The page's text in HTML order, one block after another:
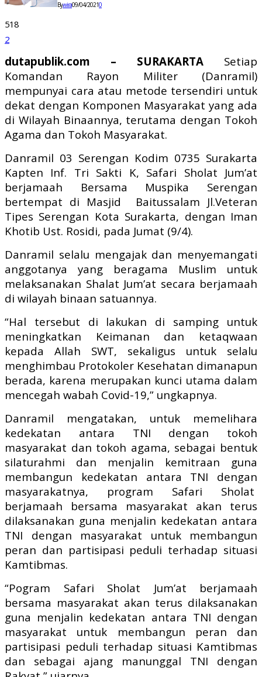
Bywira09/04/20210
518
2
dutapublik.com – SURAKARTA Setiap
Komandan Rayon Militer (Danramil)
mempunyai cara atau metode tersendiri untuk
dekat dengan Komponen Masyarakat yang ada
di Wilayah Binaannya, terutama dengan Tokoh
Agama dan Tokoh Masyarakat.
Danramil 03 Serengan Kodim 0735 Surakarta
Kapten Inf. Tri Sakti K, Safari Sholat Jum’at
berjamaah Bersama Muspika Serengan
bertempat di Masjid Baitussalam Jl.Veteran
Tipes Serengan Kota Surakarta, dengan Iman
Khotib Ust. Rosidi, pada Jumat (9/4).
Danramil selalu mengajak dan menyemangati
anggotanya yang beragama Muslim untuk
melaksanakan Shalat Jum’at secara berjamaah
di wilayah binaan satuannya.
“Hal tersebut di lakukan di samping untuk
meningkatkan Keimanan dan ketaqwaan
kepada Allah SWT, sekaligus untuk selalu
menghimbau Protokoler Kesehatan dimanapun
berada, karena merupakan kunci utama dalam
mencegah wabah Covid-19,” ungkapnya.
Danramil mengatakan, untuk memelihara
kedekatan antara TNI dengan tokoh
masyarakat dan tokoh agama, sebagai bentuk
silaturahmi dan menjalin kemitraan guna
membangun kedekatan antara TNI dengan
masyarakatnya, program Safari Sholat
berjamaah bersama masyarakat akan terus
dilaksanakan guna menjalin kedekatan antara
TNI dengan masyarakat untuk membangun
peran dan partisipasi peduli terhadap situasi
Kamtibmas.
“Pogram Safari Sholat Jum’at berjamaah
bersama masyarakat akan terus dilaksanakan
guna menjalin kedekatan antara TNI dengan
masyarakat untuk membangun peran dan
partisipasi peduli terhadap situasi Kamtibmas
dan sebagai ajang manunggal TNI dengan